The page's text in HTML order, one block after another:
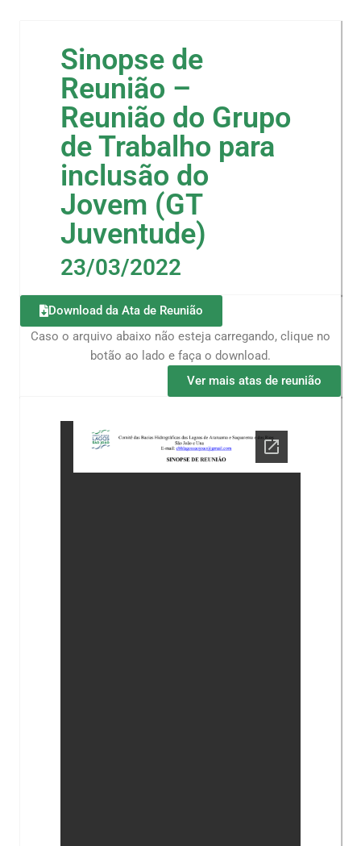
Sinopse de
Reunião –
Reunião do Grupo
de Trabalho para
inclusão do
Jovem (GT
Juventude)
23/03/2022
Download da Ata de Reunião
Caso o arquivo abaixo não esteja carregando, clique no
botão ao lado e faça o download.
Ver mais atas de reunião